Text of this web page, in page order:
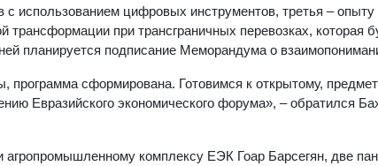
с использованием цифровых инструментов, третья –
трансформации при трансграничных перевозках, которая
планируется подписание Меморандума о
сформирована. Готовимся к открытому,
Евразийского экономического форума», – обратился
комплексу ЕЭК Гоар Барсегян, две